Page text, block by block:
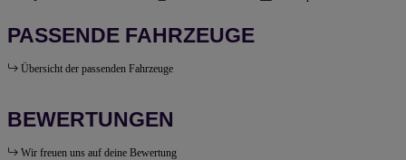
PASSENDE FAHRZEUGE
Übersicht der passenden Fahrzeuge
BEWERTUNGEN
Wir freuen uns auf deine Bewertung